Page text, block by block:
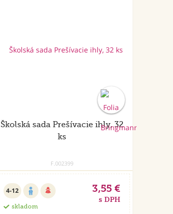
Školská sada Prešívacie ihly, 32
ks
F.002399
4-12
skladom
3,55 €
s DPH